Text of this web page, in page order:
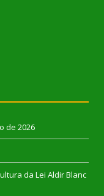
de 2026
da Lei Aldir Blanc